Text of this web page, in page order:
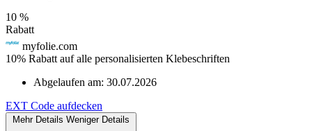
10 %
Rabatt
myfolie.com
10% Rabatt auf alle personalisierten Klebeschriften
Abgelaufen am: 30.07.2026
EXT Code aufdecken
Mehr Details Weniger Details